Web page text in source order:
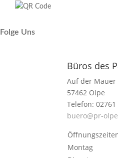
Folge Uns
Büros des
Auf der Mauer
57462 Olpe
Telefon: 02761
buero@pr-
Montag